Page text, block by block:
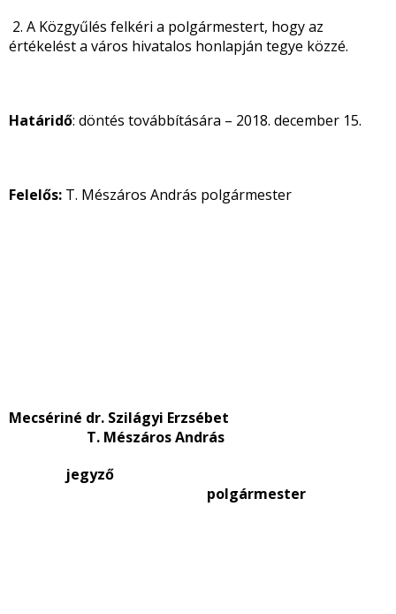
2. A Közgyűlés felkéri a polgármestert, hogy az
értékelést a város hivatalos honlapján tegye közzé.
Határidő: döntés továbbítására – 2018. december 15.
Felelős: T. Mészáros András polgármester
Mecsériné dr. Szilágyi Erzsébet
T. Mészáros András
jegyző
polgármester